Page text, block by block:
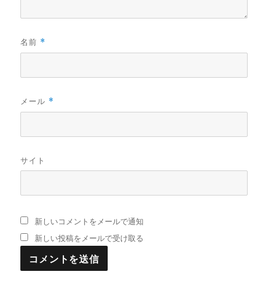
名前 *
メール *
サイト
新しいコメントをメールで通知
新しい投稿をメールで受け取る